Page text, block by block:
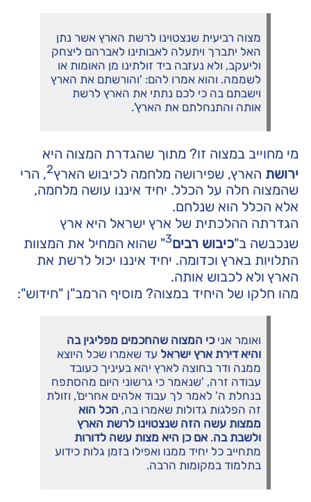
מצוה רביעית שנצטוינו לרשת הארץ אשר נתן
האל יתברך ויתעלה לאבותינו לאברהם ליצחק
וליעקב, ולא נעזבה ביד זולתינו מן האומות או
לשממה. והוא אמרו להם: 'והורשתם את הארץ
וישבתם בה כי לכם נתתי את הארץ לרשת
אותה והתנחלתם את הארץ'.
מי מחוייב במצוה זו? מתוך שהגדרת המצוה היא
ירושת הארץ, שפירושה מלחמה לכיבוש הארץ2, הרי
שהמצוה חלה על הכלל. יחיד איננו עושה מלחמה,
אלא הכלל הוא שנלחם.
הגדרתה ההלכתית של ארץ ישראל היא ארץ
שנכבשה ב"כיבוש רבים3" שהוא המחיל את המצוות
התלויות בארץ וכדומה. יחיד איננו יכול לרשת את
הארץ ולא לכבוש אותה.
מהו חלקו של היחיד במצוה? מוסיף הרמב"ן "חידוש":
ואומר אניכי המצוה שהחכמים מפליגין בה
והיא דירת ארץ ישראל עד שאמרו שכל היוצא
ממנה ודר בחוצה לארץ יהא בעיניך כעובד
עבודה זרה, 'שנאמר כי גרשוני היום מהסתפח
בנחלת ה' לאמר לך עבוד אלהים אחרים', וזולת
זה הפלגות גדולות שאמרו בה, הכל הוא
ממצות עשה הזה שנצטוינו לרשת הארץ
ולשבת בה. אם כן היא מצות עשה לדורות
מתחייב כל יחיד ממנו ואפילו בזמן גלות כידוע
בתלמוד במקומות הרבה.